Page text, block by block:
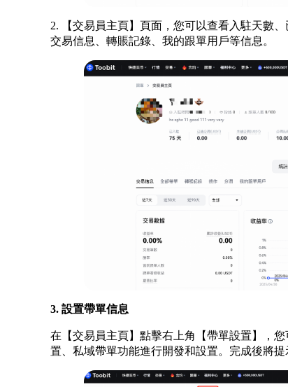
2. 【交易員主頁】頁面，您可以查看入駐天數
交易信息、轉賬記錄、我的跟單用戶等信息。
3. 設置帶單信息
在【交易員主頁】點擊右上角【帶單設置】，
置、私域帶單功能進行開發和設置。完成後將提